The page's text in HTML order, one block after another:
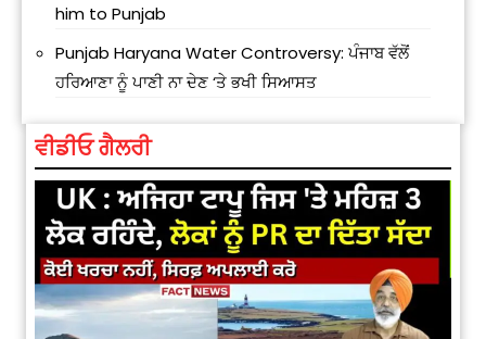
him to Punjab
Punjab Haryana Water Controversy: ਪੰਜਾਬ ਵੱਲੋਂ
ਹਰਿਆਣਾ ਨੂੰ ਪਾਣੀ ਨਾ ਦੇਣ ‘ਤੇ ਭਖੀ ਸਿਆਸਤ
ਵੀਡੀਓ ਗੈਲਰੀ